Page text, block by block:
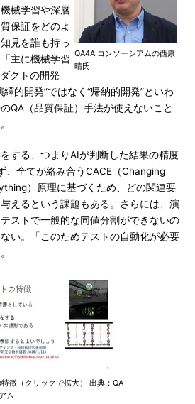
QA4AIコンソーシアムの西康
晴氏
械学習や深層
保証をどのよ
見を誰も持っ
主に機械学習
クトの開発
的開発”ではなく“帰納的開発”といわ
QA（品質保証）手法が使えないこと
する、つまりAIが判断した結果の精度
、全てが絡み合うCACE（Changing
）原理に基づくため、どの関連要
えるという課題もある。さらには、演
ストで一般的な同値分割ができないの
い。「このためテストの自動化が必要
徴（クリックで拡大） 出典：QA
ム